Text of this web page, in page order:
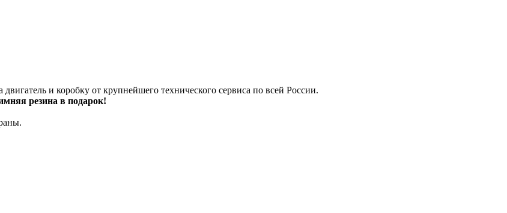
и коробку от крупнейшего технического сервиса по всей России.
резина в подарок!